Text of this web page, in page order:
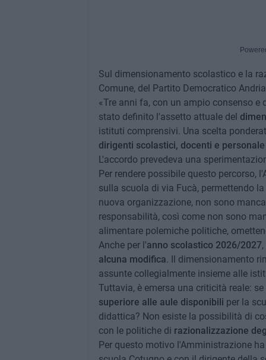
Sul dimensionamento scolastico e la
Comune, del Partito Democratico
«Tre anni fa, con un ampio consenso
stato definito l'assetto attuale del
istituti comprensivi. Una scelta
dirigenti scolastici, docenti e personale
L'accordo prevedeva una
Per rendere possibile questo percorso,
sulla scuola di via Fucà, permettendo
nuova organizzazione, non sono
responsabilità, così come non sono
alimentare polemiche politiche,
Anche per l'anno scolastico 2026/2027,
alcuna modifica. Il dimensionamento
assunte collegialmente insieme alle
Tuttavia, è emersa una criticità reale:
superiore alle aule disponibili per la
didattica? Non esiste la possibilità di
con le politiche di razionalizzazione
Per questo motivo l'Amministrazione